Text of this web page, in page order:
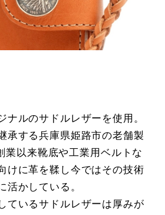
ナルのサドルレザーを使用。
承する兵庫県姫路市の老舗製
業以来靴底や工業用ベルトな
けに革を鞣し今ではその技術
活かしている。
ているサドルレザーは厚みが